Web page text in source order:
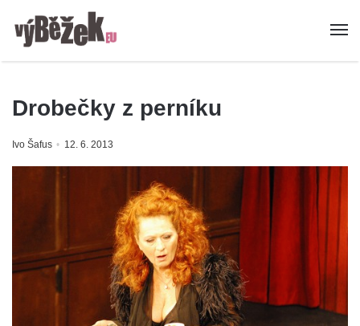
Drobečky z perníku
Ivo Šafus 12. 6. 2013